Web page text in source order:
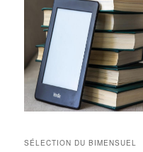
SÉLECTION DU BIMENSUEL